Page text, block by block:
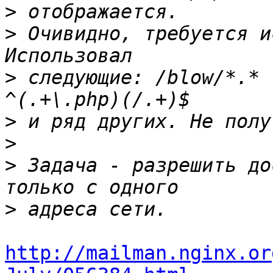
>
> Очивидно, требуется
> следующие: /blow/
>
>
> Задача - разрешить
>
http://